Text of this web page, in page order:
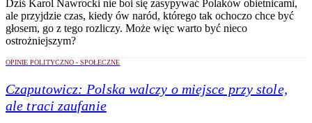
Dziś Karol Nawrocki nie boi się zasypywać Polaków obietnicami,
ale przyjdzie czas, kiedy ów naród, którego tak ochoczo chce być
głosem, go z tego rozliczy. Może więc warto być nieco
ostrożniejszym?
OPINIE POLITYCZNO - SPOŁECZNE
Czaputowicz: Polska walczy o miejsce przy stole,
ale traci zaufanie